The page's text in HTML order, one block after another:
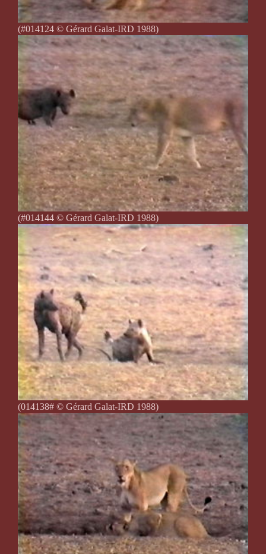
(#014124 © Gérard Galat-IRD 1988)
(#014144 © Gérard Galat-IRD 1988)
(014138# © Gérard Galat-IRD 1988)